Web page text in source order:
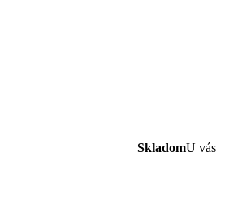
SkladomU vás